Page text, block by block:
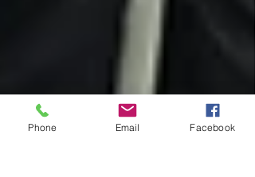
Phone Email Facebook